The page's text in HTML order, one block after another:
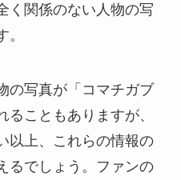
く関係のない人物の写
の写真が「コマチガブ
こともありますが、
以上、これらの情報の
るでしょう。ファンの